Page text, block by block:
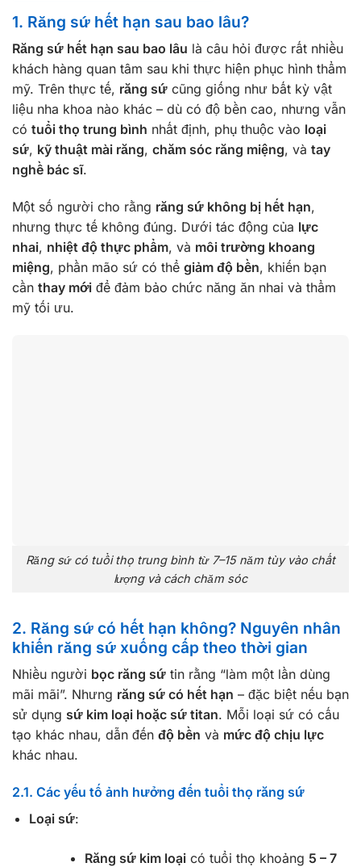
1. Răng sứ hết hạn sau bao lâu?
Răng sứ hết hạn sau bao lâu là câu hỏi được rất nhiều
khách hàng quan tâm sau khi thực hiện phục hình thẩm
mỹ. Trên thực tế, răng sứ cũng giống như bất kỳ vật
liệu nha khoa nào khác – dù có độ bền cao, nhưng vẫn
có tuổi thọ trung bình nhất định, phụ thuộc vào loại
sứ, kỹ thuật mài răng, chăm sóc răng miệng, và tay
nghề bác sĩ.
Một số người cho rằng răng sứ không bị hết hạn,
nhưng thực tế không đúng. Dưới tác động của lực
nhai, nhiệt độ thực phẩm, và môi trường khoang
miệng, phần mão sứ có thể giảm độ bền, khiến bạn
cần thay mới để đảm bảo chức năng ăn nhai và thẩm
mỹ tối ưu.
Răng sứ có tuổi thọ trung bình từ 7–15 năm tùy vào chất
lượng và cách chăm sóc
2. Răng sứ có hết hạn không? Nguyên nhân
khiến răng sứ xuống cấp theo thời gian
Nhiều người bọc răng sứ tin rằng “làm một lần dùng
mãi mãi”. Nhưng răng sứ có hết hạn – đặc biệt nếu bạn
sử dụng sứ kim loại hoặc sứ titan. Mỗi loại sứ có cấu
tạo khác nhau, dẫn đến độ bền và mức độ chịu lực
khác nhau.
2.1. Các yếu tố ảnh hưởng đến tuổi thọ răng sứ
Loại sứ:
Răng sứ kim loạicó tuổi thọ khoảng 5 – 7